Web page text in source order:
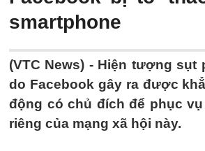
smartphone
(VTC News) - Hiện tượng sụt
do Facebook gây ra được
động có chủ đích để phục
riêng của mạng xã hội này.